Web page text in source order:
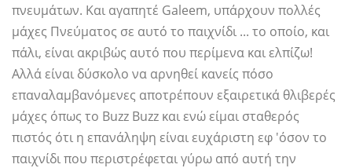
πνευμάτων. Και αγαπητέ Galeem, υπάρχουν πολλές
μάχες Πνεύματος σε αυτό το παιχνίδι ... το οποίο, και
πάλι, είναι ακριβώς αυτό που περίμενα και ελπίζω!
Αλλά είναι δύσκολο να αρνηθεί κανείς πόσο
επαναλαμβανόμενες αποτρέπουν εξαιρετικά θλιβερές
μάχες όπως το Buzz Buzz και ενώ είμαι σταθερός
πιστός ότι η επανάληψη είναι ευχάριστη εφ 'όσον το
παιχνίδι που περιστρέφεται γύρω από αυτή την